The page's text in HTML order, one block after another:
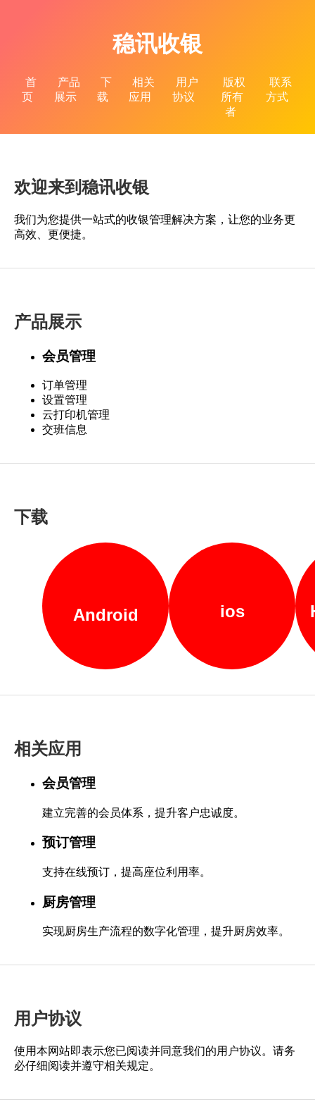
稳讯收银
首
页
产品
展示
下
载
相关
应用
用户
协议
版权
所有
者
联系
方式
欢迎来到稳讯收银
我们为您提供一站式的收银管理解决方案，让您的业务更
高效、更便捷。
产品展示
会员管理
订单管理
设置管理
云打印机管理
交班信息
下载
Android ios
相关应用
会员管理
建立完善的会员体系，提升客户忠诚度。
预订管理
支持在线预订，提高座位利用率。
厨房管理
实现厨房生产流程的数字化管理，提升厨房效率。
用户协议
使用本网站即表示您已阅读并同意我们的用户协议。请务
必仔细阅读并遵守相关规定。